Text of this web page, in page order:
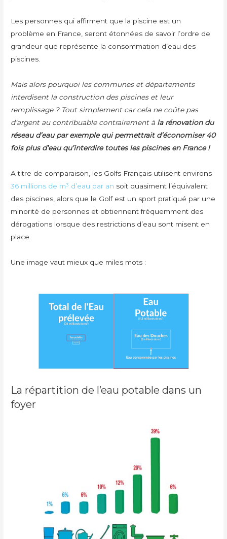
Les personnes qui affirment que la piscine est un
problème en France, seront étonnées de savoir l’ordre de
grandeur que représente la consommation d’eau des
piscines.
Mais alors pourquoi les communes et départements
interdisent la construction des piscines et leur
remplissage ? Tout simplement car cela ne coûte pas
d’argent au contribuable contrairement à la rénovation du
réseau d’eau par exemple qui permettrait d’économiser 40
fois plus d’eau qu’interdire toutes les piscines en France !
A titre de comparaison, les Golfs Français utilisent environs
36 millions de m³ d’eau par an soit quasiment l’équivalent
des piscines, alors que le Golf est un sport pratiqué par une
minorité de personnes et obtiennent fréquemment des
dérogations lorsque des restrictions d’eau sont misent en
place.
Une image vaut mieux que miles mots :
La répartition de l’eau potable dans un
foyer